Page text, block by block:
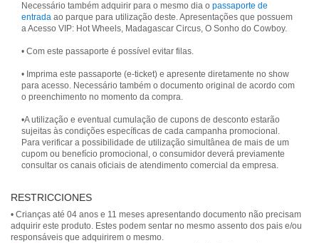
Necessário também adquirir para o mesmo dia o passaporte de
entrada ao parque para utilização deste. Apresentações que possuem
a Acesso VIP: Hot Wheels, Madagascar Circus, O Sonho do Cowboy.
• Com este passaporte é possível evitar filas.
• Imprima este passaporte (e-ticket) e apresente diretamente no show
para acesso. Necessário também o documento original de acordo com
o preenchimento no momento da compra.
•A utilização e eventual cumulação de cupons de desconto estarão
sujeitas às condições específicas de cada campanha promocional.
Para verificar a possibilidade de utilização simultânea de mais de um
cupom ou benefício promocional, o consumidor deverá previamente
consultar os canais oficiais de atendimento comercial da empresa.
RESTRICCIONES
• Crianças até 04 anos e 11 meses apresentando documento não precisam
adquirir este produto. Estes podem sentar no mesmo assento dos pais e/ou